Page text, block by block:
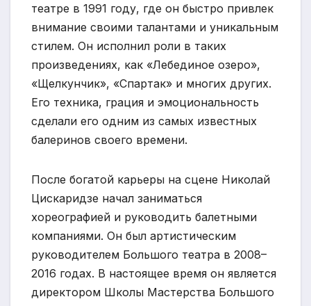
театре в 1991 году, где он быстро привлек
внимание своими талантами и уникальным
стилем. Он исполнил роли в таких
произведениях, как «Лебединое озеро»,
«Щелкунчик», «Спартак» и многих других.
Его техника, грация и эмоциональность
сделали его одним из самых известных
балеринов своего времени.
После богатой карьеры на сцене Николай
Цискаридзе начал заниматься
хореографией и руководить балетными
компаниями. Он был артистическим
руководителем Большого театра в 2008–
2016 годах. В настоящее время он является
директором Школы Мастерства Большого